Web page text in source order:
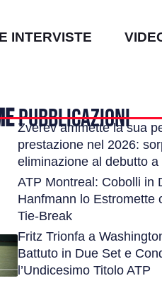
INTERVISTE
PUBBLICAZIONI
Zverev ammette la sua
prestazione nel 2026:
eliminazione al debutto a
ATP Montreal: Cobolli in
Hanfmann lo Estromette
Tie-Break
Fritz Trionfa a
Battuto in Due Set e
l’Undicesimo Titolo ATP